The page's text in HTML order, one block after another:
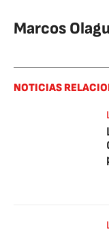
Marcos
NOTICIAS